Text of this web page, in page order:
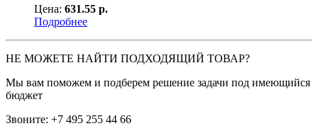
Цена: 631.55 р.
Подробнее
НЕ МОЖЕТЕ НАЙТИ ПОДХОДЯЩИЙ ТОВАР?
Мы вам поможем и подберем решение задачи под имеющийся
бюджет
Звоните: +7 495 255 44 66